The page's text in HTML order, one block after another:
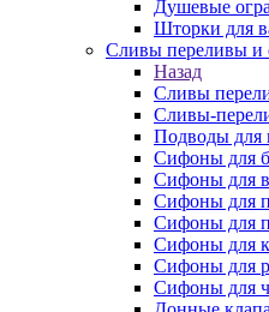
Душевые
Шторки для
Сливы переливы и
Назад
Сливы
Сливы-
Подводы для
Сифоны для
Сифоны для
Сифоны для
Сифоны для
Сифоны для
Сифоны для
Сифоны для